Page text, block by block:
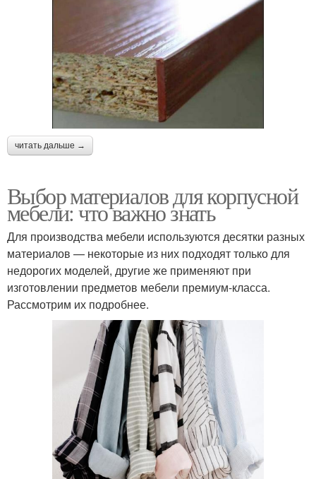
читать дальше →
Выбор материалов для корпусной
мебели: что важно знать
Для производства мебели используются десятки разных
материалов — некоторые из них подходят только для
недорогих моделей, другие же применяют при
изготовлении предметов мебели премиум-класса.
Рассмотрим их подробнее.